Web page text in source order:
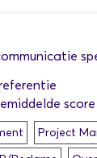
score
Project